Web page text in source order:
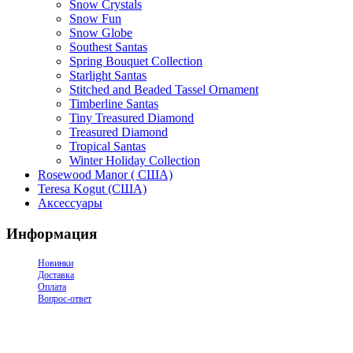
Snow Crystals
Snow Fun
Snow Globe
Southest Santas
Spring Bouquet Collection
Starlight Santas
Stitched and Beaded Tassel Ornament
Timberline Santas
Tiny Treasured Diamond
Treasured Diamond
Tropical Santas
Winter Holiday Collection
Rosewood Manor ( США)
Teresa Kogut (США)
Аксессуары
Информация
Новинки
Доставка
Оплата
Вопрос-ответ